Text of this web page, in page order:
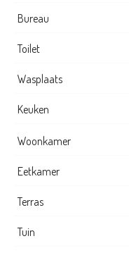
Bureau
Toilet
Wasplaats
Keuken
Woonkamer
Eetkamer
Terras
Tuin